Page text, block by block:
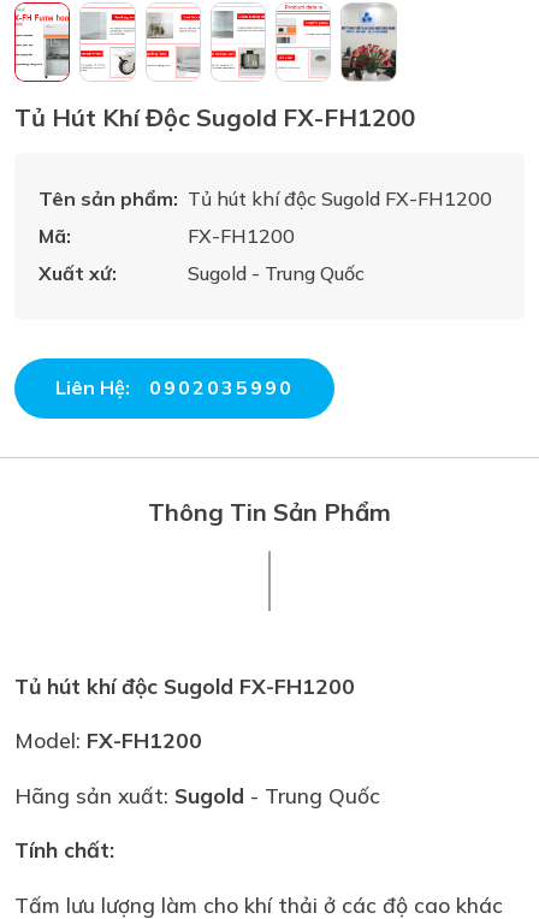
Tủ Hút Khí Độc Sugold FX-FH1200
Tên sản phẩm: Tủ hút khí độc Sugold FX-FH1200
Mã:
FX-FH1200
Xuất xứ:
Sugold - Trung Quốc
Liên Hệ: 0902035990
Thông Tin Sản Phẩm
Tủ hút khí độc Sugold FX-FH1200
Model: FX-FH1200
Hãng sản xuất: Sugold - Trung Quốc
Tính chất:
Tấm lưu lượng làm cho khí thải ở các độ cao khác